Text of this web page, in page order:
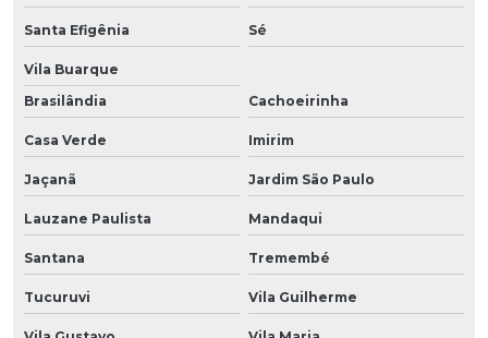
Santa Efigênia Sé
Vila Buarque
Brasilândia
Cachoeirinha
Casa Verde Imirim
Jaçanã Jardim São Paulo
Lauzane Paulista Mandaqui
Santana Tremembé
Tucuruvi Vila Guilherme